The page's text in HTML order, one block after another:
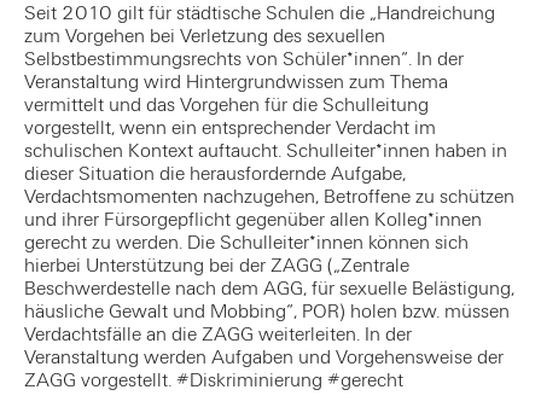
Seit 2010 gilt für städtische Schulen die „Handreichung
zum Vorgehen bei Verletzung des sexuellen
Selbstbestimmungsrechts von Schüler*innen“. In der
Veranstaltung wird Hintergrundwissen zum Thema
vermittelt und das Vorgehen für die Schulleitung
vorgestellt, wenn ein entsprechender Verdacht im
schulischen Kontext auftaucht. Schulleiter*innen haben in
dieser Situation die herausfordernde Aufgabe,
Verdachtsmomenten nachzugehen, Betroffene zu schützen
und ihrer Fürsorgepflicht gegenüber allen Kolleg*innen
gerecht zu werden. Die Schulleiter*innen können sich
hierbei Unterstützung bei der ZAGG („Zentrale
Beschwerdestelle nach dem AGG, für sexuelle Belästigung,
häusliche Gewalt und Mobbing“, POR) holen bzw. müssen
Verdachtsfälle an die ZAGG weiterleiten. In der
Veranstaltung werden Aufgaben und Vorgehensweise der
ZAGG vorgestellt. #Diskriminierung #gerecht